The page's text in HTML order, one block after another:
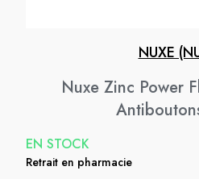
NUXE
Nuxe Zinc Power
EN STOCK
Retrait en pharmacie